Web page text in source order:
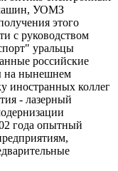
машин, УОМЗ
этого
с руководством
уральцы
российские
на нынешнем
иностранных коллег
- лазерный
года опытный